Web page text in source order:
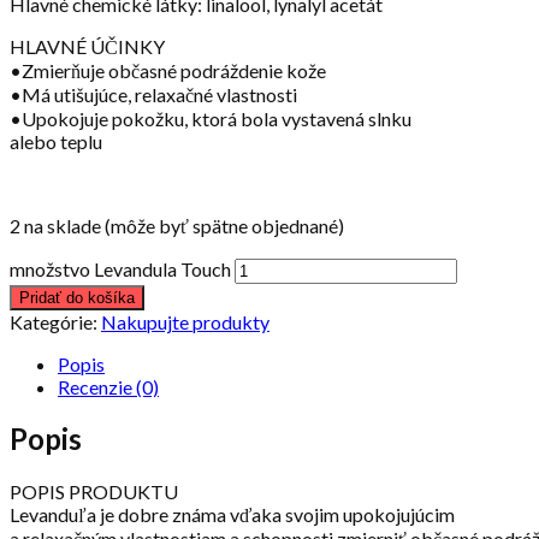
HLAVNÉ ÚČINKY
•Zmierňuje občasné podráždenie kože
•Má utišujúce, relaxačné vlastnosti
•Upokojuje pokožku, ktorá bola vystavená slnku
alebo teplu
2 na sklade (môže byť spätne objednané)
množstvo Levandula Touch
Pridať do košíka
Kategórie: Nakupujte produkty
Popis
Recenzie (0)
Popis
POPIS PRODUKTU
Levanduľa je dobre známa vďaka svojim upokojujúcim